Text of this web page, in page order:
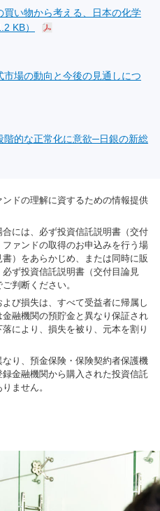
い物から考える、日本の化学
KB）
場の動向と今後の見通しにつ
的な正常化に意欲─日銀の新総
ドの理解に資するための情報提供
には、必ず投資信託説明書（交付
ァンドの取得のお申込みを行う場
）をあらかじめ、または同時に販
ず投資信託説明書（交付目論見
判断ください。
び損失は、すべて受益者に帰属し
融機関の預貯金と異なり保証され
により、損失を被り、元本を割り
り、預金保険・保険契約者保護機
金融機関から購入された投資信託
ません。